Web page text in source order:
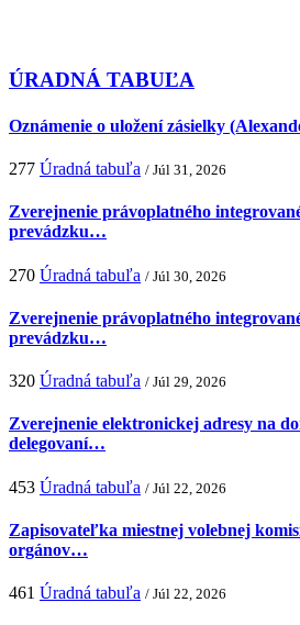
ÚRADNÁ TABUĽA
Oznámenie o uložení zásielky
277 Úradná tabuľa / Júl 31, 2026
Zverejnenie právoplatného
prevádzku…
270 Úradná tabuľa / Júl 30, 2026
Zverejnenie právoplatného
prevádzku…
320 Úradná tabuľa / Júl 29, 2026
Zverejnenie elektronickej adresy na
delegovaní…
453 Úradná tabuľa / Júl 22, 2026
Zapisovateľka miestnej volebnej
orgánov…
461 Úradná tabuľa / Júl 22, 2026